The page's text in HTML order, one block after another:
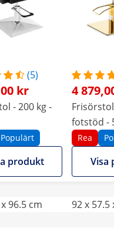
(5)
kr
- 200 kg -
Populärt
produkt
4
fotstöd -
mm -
Gyllene,
Rea
Visa
96.5 cm
92 x 57.5